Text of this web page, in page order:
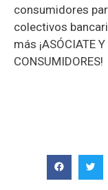
consumidores
colectivos
más ¡ASÓCIATE
CONSUMIDORES!